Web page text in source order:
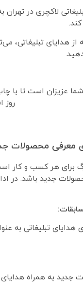
لاکچری در
از هدایای تبلیغاتی،
عزیزان است تا با
روز
معرفی محصولات
هر کسب و کار است
جدید باشد. در
هدایای تبلیغاتی به
به همراه